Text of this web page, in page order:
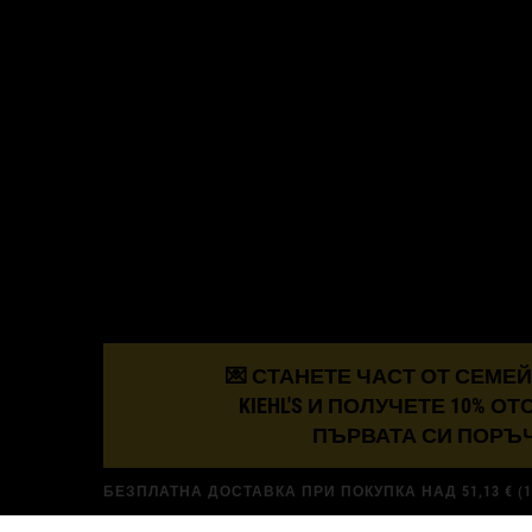
© 2026 KIEHL’S SINCE 1851
💌 СТАНЕТЕ ЧАСТ ОТ
KIEHL'S И ПОЛУЧЕТЕ 10%
ПЪРВАТА СИ
БЕЗПЛАТНА ДОСТАВКА ПРИ ПОКУПКА НАД 51,13 €